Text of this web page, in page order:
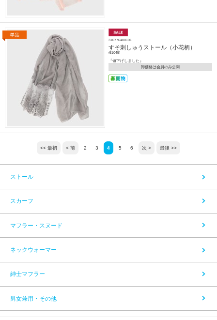
310776400101
すそ刺しゅうストール（小花柄）
(61045)
『値下げしました』
卸価格は会員のみ公開
<< 最初 < 前 2 3 4 5 6 次 > 最後 >>
ストール
スカーフ
マフラー・スヌード
ネックウォーマー
紳士マフラー
男女兼用・その他